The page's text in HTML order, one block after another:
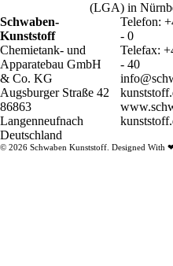
(LGA) in
Schwaben-
Kunststoff
Chemietank- und
Apparatebau GmbH
& Co. KG
Augsburger Straße 42
86863
Langenneufnach
Deutschland
Telefon:
- 0
Telefax:
- 40
© 2026 Schwaben Kunststoff. Designed With